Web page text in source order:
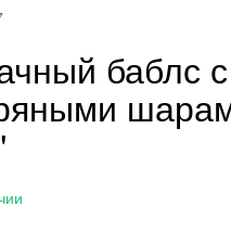
баблс